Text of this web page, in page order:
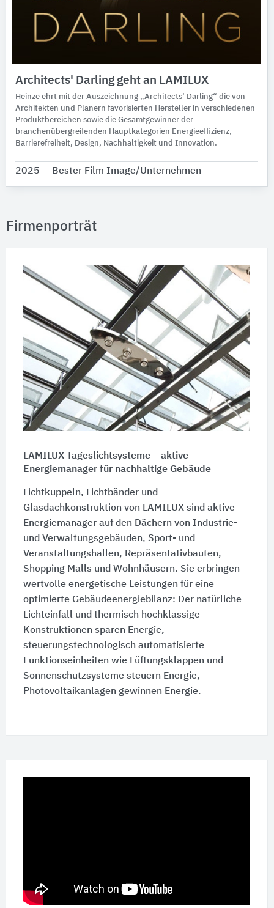
Architects' Darling geht an LAMILUX
Heinze ehrt mit der Auszeichnung „Architects’ Darling“ die von
Architekten und Planern favorisierten Hersteller in verschiedenen
Produktbereichen sowie die Gesamtgewinner der
branchenübergreifenden Hauptkategorien Energieeffizienz,
Barrierefreiheit, Design, Nachhaltigkeit und Innovation.
2025 Bester Film Image/Unternehmen
Firmenporträt
LAMILUX Tageslichtsysteme – aktive
Energiemanager für nachhaltige Gebäude
Lichtkuppeln, Lichtbänder und
Glasdachkonstruktion von LAMILUX sind aktive
Energiemanager auf den Dächern von Industrie-
und Verwaltungsgebäuden, Sport- und
Veranstaltungshallen, Repräsentativbauten,
Shopping Malls und Wohnhäusern. Sie erbringen
wertvolle energetische Leistungen für eine
optimierte Gebäudeenergiebilanz: Der natürliche
Lichteinfall und thermisch hochklassige
Konstruktionen sparen Energie,
steuerungstechnologisch automatisierte
Funktionseinheiten wie Lüftungsklappen und
Sonnenschutzsysteme steuern Energie,
Photovoltaikanlagen gewinnen Energie.